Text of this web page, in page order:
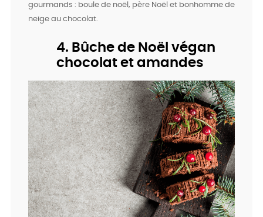
gourmands : boule de noël, père Noël et bonhomme de
neige au chocolat.
4. Bûche de Noël végan
chocolat et amandes